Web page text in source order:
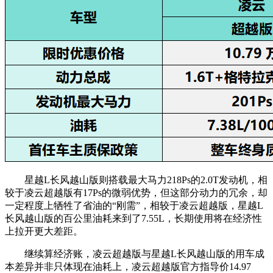
星越L长风越山版则搭载最大马力218Ps的2.0T发动机，相
较于凌云超越版有17Ps的微弱优势，但这部分动力的冗余，却
一定程度上牺牲了省油的“刚需”，相较于凌云超越版，星越L
长风越山版的百公里油耗来到了7.55L，长期使用将在经济性
上拉开更大差距。
继续算经济账，凌云超越版与星越L长风越山版的用车成
本差异并非只体现在油耗上，凌云超越版官方指导价14.97